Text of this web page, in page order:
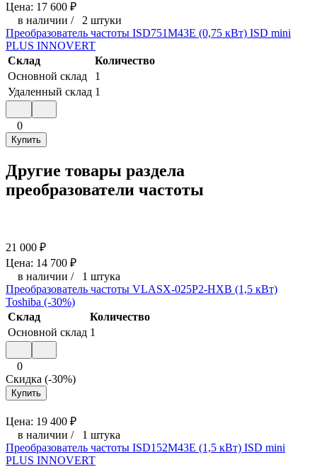
Цена: 17 600 ₽
в наличии / 2 штуки
Преобразователь частоты ISD751M43E (0,75 кВт) ISD mini
PLUS INNOVERT
Склад
Количество
Основной склад
1
Удаленный склад 1
0
Купить
Другие товары раздела
преобразователи частоты
21 000 ₽
Цена: 14 700 ₽
в наличии / 1 штука
Преобразователь частоты VLASX-025P2-HXB (1,5 кВт)
Toshiba (-30%)
Склад
Количество
Основной склад 1
0
Скидка (-30%)
Купить
Цена: 19 400 ₽
в наличии / 1 штука
Преобразователь частоты ISD152M43E (1,5 кВт) ISD mini
PLUS INNOVERT